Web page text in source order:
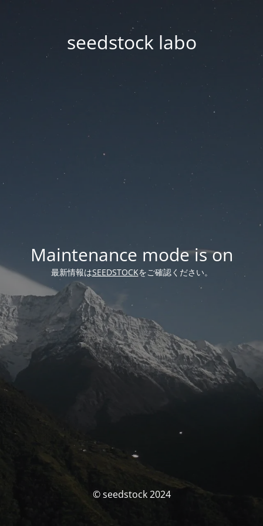
seedstock labo
Maintenance mode is on
最新情報はSEEDSTOCKをご確認ください。
© seedstock 2024